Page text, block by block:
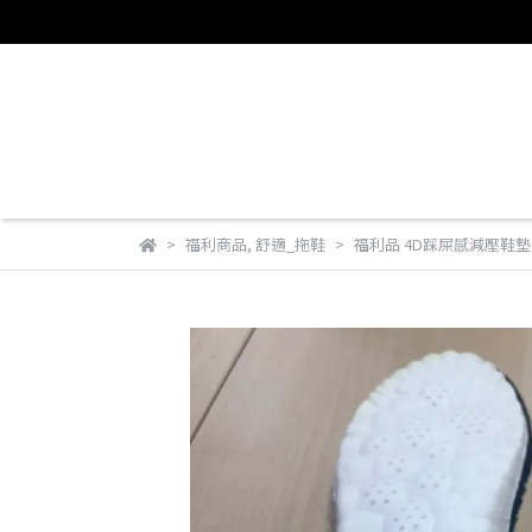
福利商品, 舒適_拖鞋 福利品 4D踩屎感減壓鞋